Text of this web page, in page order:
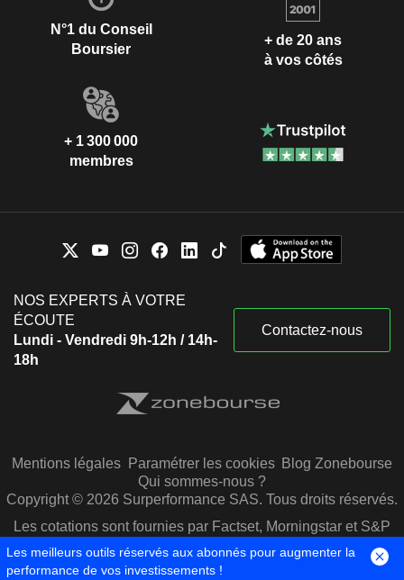
N°1 du Conseil
Boursier
+ de 20 ans
à vos côtés
+ 1 300 000
membres
NOS EXPERTS À VOTRE
ÉCOUTE
Lundi - Vendredi 9h-12h / 14h-
18h
Contactez-nous
Mentions légales Paramétrer les cookies Blog Zonebourse
Qui sommes-nous ?
Copyright © 2026 Surperformance SAS. Tous droits réservés.
Les cotations sont fournies par Factset, Morningstar et S&P
Capital IQ
Les meilleurs outils réservés aux abonnés pour augmenter la
performance de vos investissements !